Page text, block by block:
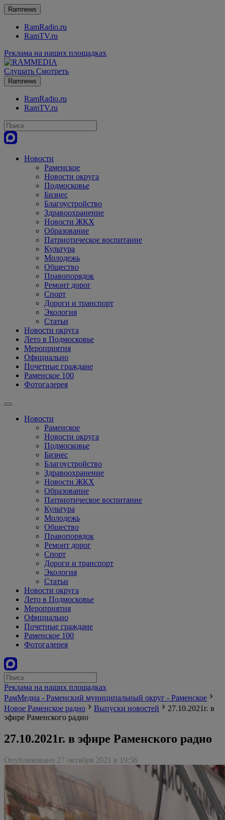
Ramnews
RamRadio.ru
RamTV.ru
Реклама на наших площадках
Слушать Смотреть
Ramnews
RamRadio.ru
RamTV.ru
Новости
Раменское
Новости округа
Подмосковье
Бизнес
Благоустройство
Здравоохранение
Новости ЖКХ
Образование
Патриотическое воспитание
Культура
Молодежь
Общество
Правопорядок
Ремонт дорог
Спорт
Дороги и транспорт
Экология
Статьи
Новости округа
Лето в Подмосковье
Мероприятия
Официально
Почетные граждане
Раменское 100
Фотогалерея
Новости
Раменское
Новости округа
Подмосковье
Бизнес
Благоустройство
Здравоохранение
Новости ЖКХ
Образование
Патриотическое воспитание
Культура
Молодежь
Общество
Правопорядок
Ремонт дорог
Спорт
Дороги и транспорт
Экология
Статьи
Новости округа
Лето в Подмосковье
Мероприятия
Официально
Почетные граждане
Раменское 100
Фотогалерея
Реклама на наших площадках
РамМедиа - Раменский муниципальный округ - Раменское
Новое Раменское радио
Выпуски новостей
27.10.2021г. в
эфире Раменского радио
27.10.2021г. в эфире Раменского радио
Опубликовано 27 октября 2021 в 19:56